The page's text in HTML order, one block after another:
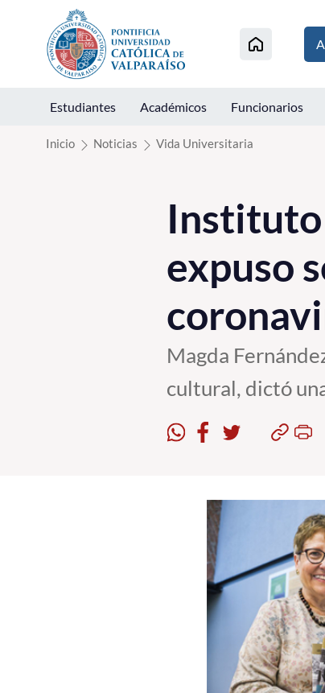
Click acá para ir directamente al contenido
Estudiantes Académicos Funcionarios
Inicio Noticias Vida Universitaria
Instituto
expuso
Magda
cultural, dictó